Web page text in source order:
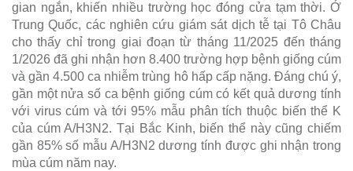
gian ngắn, khiến nhiều trường học đóng cửa tạm thời. Ở
Trung Quốc, các nghiên cứu giám sát dịch tễ tại Tô Châu
cho thấy chỉ trong giai đoạn từ tháng 11/2025 đến tháng
1/2026 đã ghi nhận hơn 8.400 trường hợp bệnh giống cúm
và gần 4.500 ca nhiễm trùng hô hấp cấp nặng. Đáng chú ý,
gần một nửa số ca bệnh giống cúm có kết quả dương tính
với virus cúm và tới 95% mẫu phân tích thuộc biến thể K
của cúm A/H3N2. Tại Bắc Kinh, biến thể này cũng chiếm
gần 85% số mẫu A/H3N2 dương tính được ghi nhận trong
mùa cúm năm nay.